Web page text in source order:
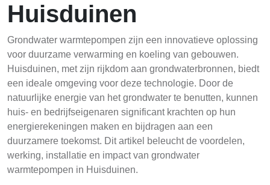
Huisduinen
Grondwater warmtepompen zijn een innovatieve oplossing
voor duurzame verwarming en koeling van gebouwen.
Huisduinen, met zijn rijkdom aan grondwaterbronnen, biedt
een ideale omgeving voor deze technologie. Door de
natuurlijke energie van het grondwater te benutten, kunnen
huis- en bedrijfseigenaren significant krachten op hun
energierekeningen maken en bijdragen aan een
duurzamere toekomst. Dit artikel beleucht de voordelen,
werking, installatie en impact van grondwater
warmtepompen in Huisduinen.